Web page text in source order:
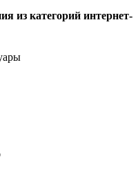
из категорий интернет-